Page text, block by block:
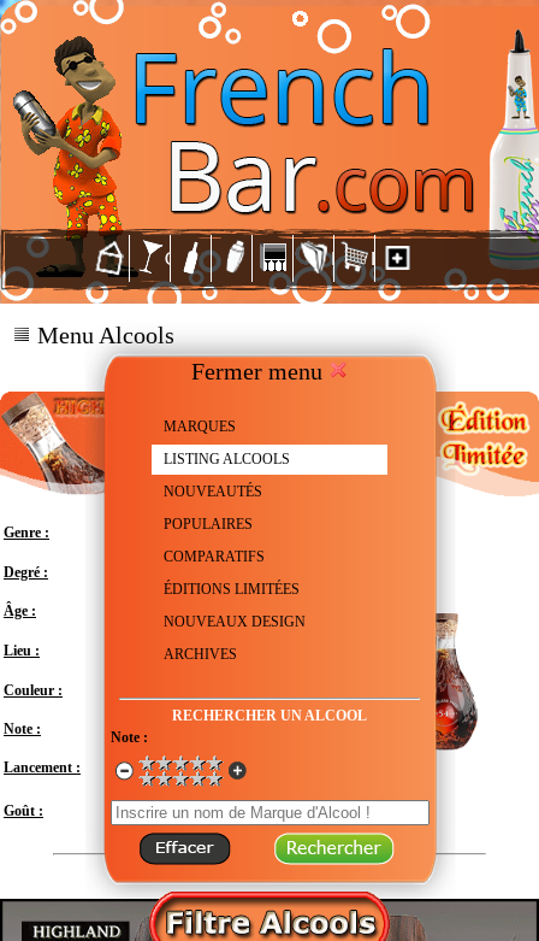
Fermer menu
MARQUES
LISTING ALCOOLS
NOUVEAUTÉS
POPULAIRES
COMPARATIFS
ÉDITIONS LIMITÉES
NOUVEAUX DESIGN
ARCHIVES
RECHERCHER UN ALCOOL
Note :
Menu Alcools
Genre : Scotch Whisky - Single malt
Degré :
Âge :
Lieu :
Kirkwall
Couleur :
Note :
Lancement : 2023
Goût : Modéré